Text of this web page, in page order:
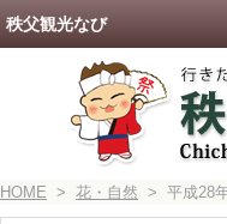
HOME > 花・自然 > 平成28
秩父観光なび